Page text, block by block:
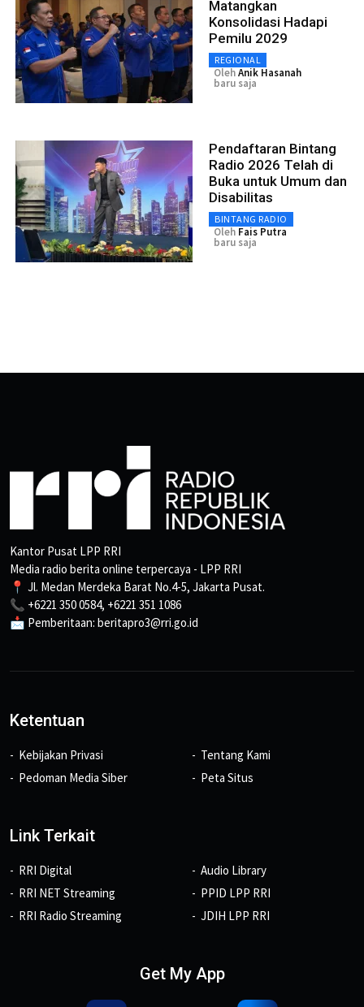
Matangkan
Konsolidasi Hadapi
Pemilu 2029
REGIONAL
OlehAnik Hasanah
baru saja
Pendaftaran Bintang
Radio 2026 Telah di
Buka untuk Umum dan
Disabilitas
BINTANG RADIO
Oleh Fais Putra
baru saja
Kantor Pusat LPP RRI
Media radio berita online terpercaya - LPP RRI
📍 Jl. Medan Merdeka Barat No.4-5, Jakarta Pusat.
📞 +6221 350 0584, +6221 351 1086
📩 Pemberitaan: beritapro3@rri.go.id
Ketentuan
Kebijakan Privasi
Pedoman Media Siber
Tentang Kami
Peta Situs
Link Terkait
RRI Digital
RRI NET Streaming
RRI Radio Streaming
Audio Library
PPID LPP RRI
JDIH LPP RRI
Get My App